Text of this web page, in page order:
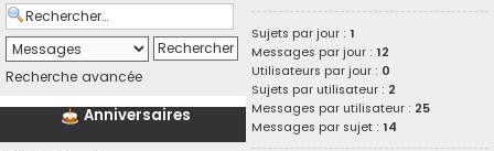
Recherche avancée
Anniversaires
Sujets par jour :1
Messages par jour :12
Utilisateurs par jour : 0
Sujets par utilisateur : 2
Messages par utilisateur : 25
Messages par sujet :14